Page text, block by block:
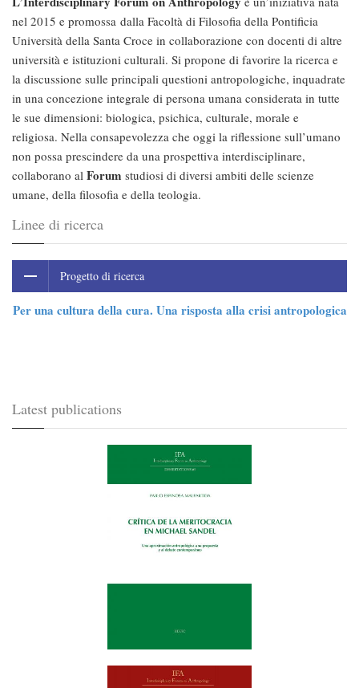
nel 2015 e promossa dalla Facoltà di Filosofia della Pontificia
Università della Santa Croce in collaborazione con docenti di altre
università e istituzioni culturali. Si propone di favorire la ricerca e
la discussione sulle principali questioni antropologiche, inquadrate
in una concezione integrale di persona umana considerata in tutte
le sue dimensioni: biologica, psichica, culturale, morale e
religiosa. Nella consapevolezza che oggi la riflessione sull’umano
non possa prescindere da una prospettiva interdisciplinare,
collaborano al Forum studiosi di diversi ambiti delle scienze
umane, della filosofia e della teologia.
Linee di ricerca
Progetto di ricerca
Per una cultura della cura. Una risposta alla crisi antropologica
Latest publications